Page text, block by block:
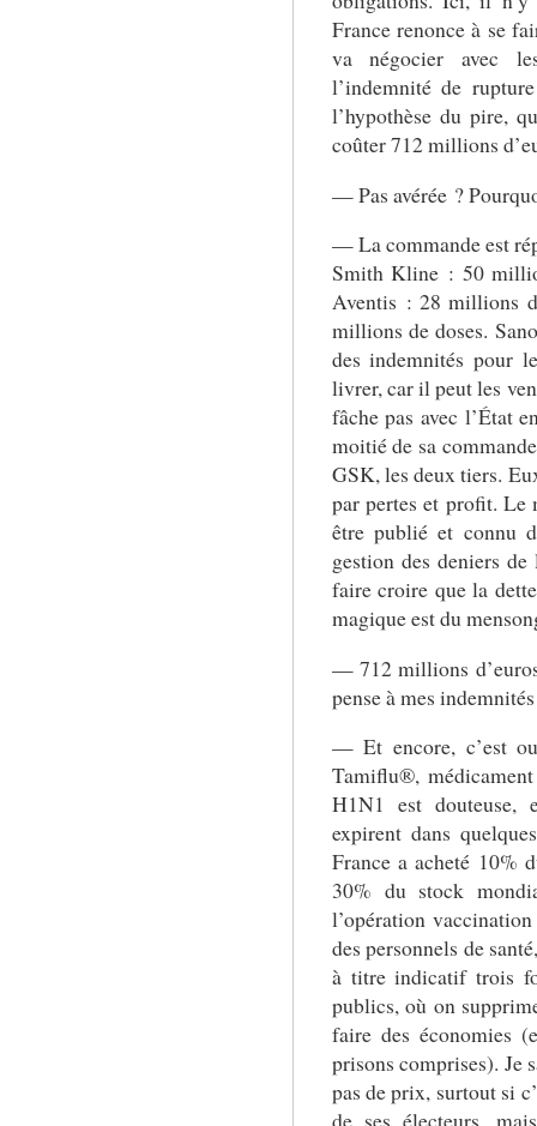
France renonce à se
va négocier avec
l’indemnité de
l’hypothèse du pire,
coûter 712 millions
— Pas avérée ?
— La commande est
Smith Kline : 50
Aventis : 28 millions
millions de doses.
des indemnités pour
livrer, car il peut les
fâche pas avec l’État
moitié de sa
GSK, les deux tiers.
par pertes et profit. Le
être publié et connu
gestion des deniers
faire croire que la
magique est du
— 712 millions
pense à mes
— Et encore, c’est
Tamiflu®,
H1N1 est douteuse,
expirent dans
France a acheté 10%
30% du stock
l’opération
des personnels de
à titre indicatif trois
publics, où on
faire des économies
prisons comprises). Je
pas de prix, surtout si